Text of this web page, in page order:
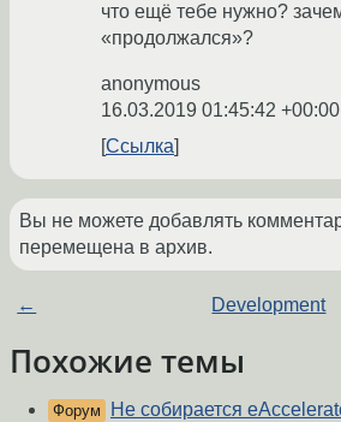
что ещё тебе нужно?
«продолжался»?
anonymous
16.03.2019 01:45:42 +00:00
Ссылка
Вы не можете добавлять
перемещена в архив.
← Development
Похожие темы
Форум Не собирается